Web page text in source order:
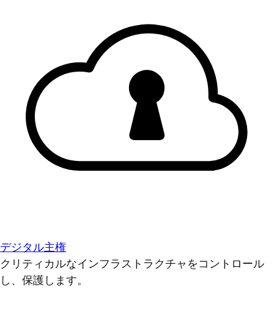
デジタル主権
クリティカルなインフラストラクチャをコントロール
し、保護します。